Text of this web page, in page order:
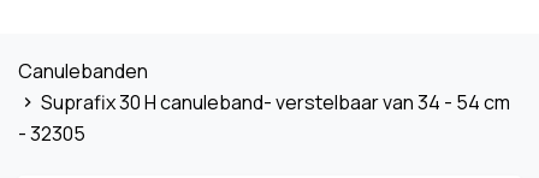
Canulebanden
navigate_next Suprafix 30 H canuleband- verstelbaar van 34 - 54 cm
- 32305